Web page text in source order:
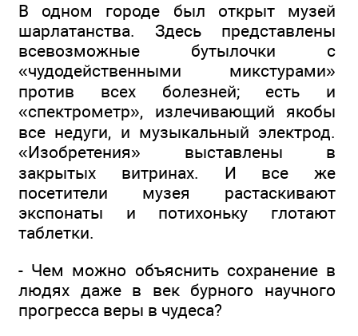
В одном городе был открыт музей
шарлатанства. Здесь представлены
всевозможные бутылочки с
«чудодейственными микстурами»
против всех болезней; есть и
«спектрометр», излечивающий якобы
все недуги, и музыкальный электрод.
«Изобретения» выставлены в
закрытых витринах. И все же
посетители музея растаскивают
экспонаты и потихоньку глотают
таблетки.
- Чем можно объяснить сохранение в
людях даже в век бурного научного
прогресса веры в чудеса?